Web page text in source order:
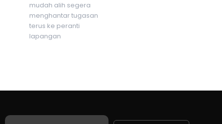
mudah alih segera
menghantar tugasan
terus ke peranti
lapangan